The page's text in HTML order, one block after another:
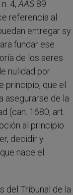
4, AAS 89
referencia al
entregar sy
fundar ese
de los seres
nulidad por
principio, que el
asegurarse de la
(can. 1680; art.
al principio
decidir y
nace el
del Tribunal de la